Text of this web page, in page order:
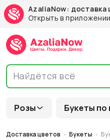
AzaliaNow: доставка
Открыть в приложении
Розы Букеты по
Доставка цветов Букеты